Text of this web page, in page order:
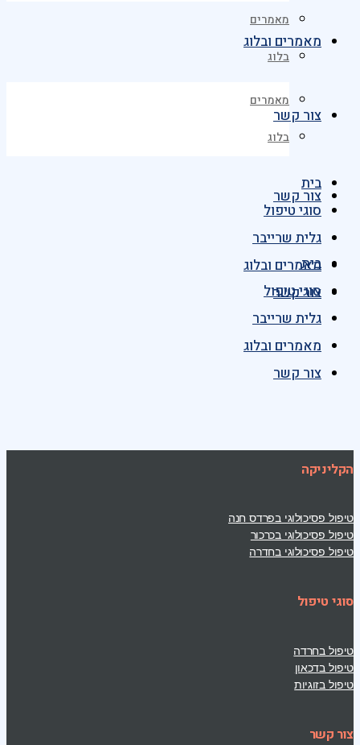
מאמרים
בלוג
צור קשר
בית
סוגי טיפול
גלית שרייבר
מאמרים ובלוג
צור קשר
מאמרים ובלוג
מאמרים
בלוג
צור קשר
בית
סוגי טיפול
גלית שרייבר
מאמרים ובלוג
צור קשר
הקליניקה
טיפול פסיכולוגי בפרדס חנה
טיפול פסיכולוגי בכרכור
טיפול פסיכולוגי בחדרה
סוגי טיפול
טיפול בחרדה
טיפול בדכאון
טיפול בזוגיות
צור קשר